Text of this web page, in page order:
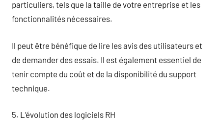
particuliers, tels que la taille de votre entreprise et les
fonctionnalités nécessaires.
Il peut être bénéfique de lire les avis des utilisateurs et
de demander des essais. Il est également essentiel de
tenir compte du coût et de la disponibilité du support
technique.
5. L’évolution des logiciels RH